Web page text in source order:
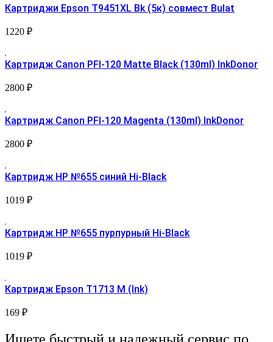
Картриджи Epson T9451XL Bk (5к) совмест Bulat
1220 ₽
Картридж Canon PFI-120 Matte Black (130ml) InkDonor
2800 ₽
Картридж Canon PFI-120 Magenta (130ml) InkDonor
2800 ₽
Картридж HP №655 синий Hi-Black
1019 ₽
Картридж HP №655 пурпурный Hi-Black
1019 ₽
Картридж Epson T1713 М (Ink)
169 ₽
Ищете быстрый и надежный сервис по